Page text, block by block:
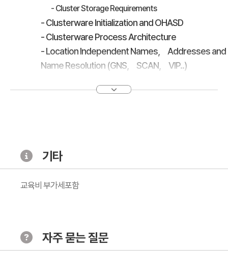
- Cluster Storage Requirements
- Clusterware Initialization and OHASD
- Clusterware Process Architecture
- Location Independent Names， Addresses and
Name Resolution (GNS， SCAN， VIP..)
- Configuring shared GNS
- Flex Cluster Architecture
- Configuring Flex Cluster
- Flex Clusters and Node Failure
- Single Client Access Name for the Cluster
- Redundant Interconnect Usage
기타
교육비 부가세포함
자주 묻는 질문